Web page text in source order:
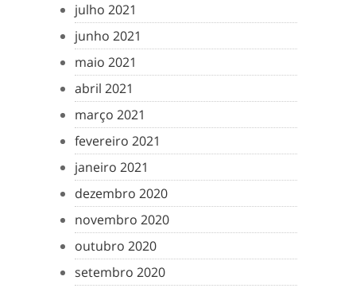
julho 2021
junho 2021
maio 2021
abril 2021
março 2021
fevereiro 2021
janeiro 2021
dezembro 2020
novembro 2020
outubro 2020
setembro 2020